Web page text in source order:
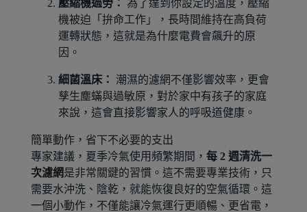
壓縮機過勞： 為了達到你設定的溫度，壓縮
機被迫「拚命工作」，長時間維持在高負荷
運轉狀態，這就是為什麼電費會飆升的原
因。
細菌溫床： 潮濕的濾網不僅影響效率，更會
孳生塵蟎與過敏原，對於家中有孩子的家庭
來說，這會直接影響家人的呼吸道健康。
簡單動作，省下不必要的支出
專家建議，夏季冷氣使用頻繁期間， 每 2 週清洗一
次濾網是非常關鍵的習慣。這不需要專業技術，只
需要水沖洗、陰乾，就能恢復良好的空氣循環。這
一個小動作，不僅能讓冷氣運行更順暢、更省電，